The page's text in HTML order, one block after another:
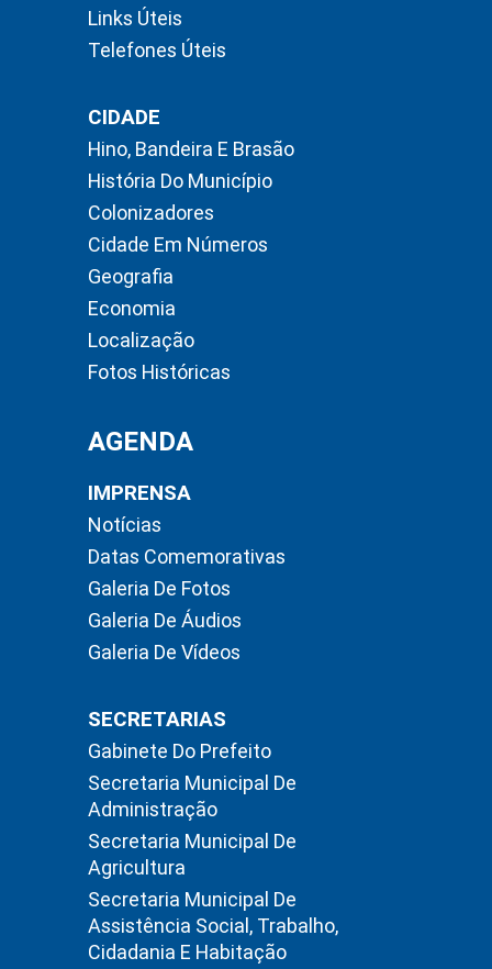
Links Úteis
Telefones Úteis
CIDADE
Hino, Bandeira E Brasão
História Do Município
Colonizadores
Cidade Em Números
Geografia
Economia
Localização
Fotos Históricas
AGENDA
IMPRENSA
Notícias
Datas Comemorativas
Galeria De Fotos
Galeria De Áudios
Galeria De Vídeos
SECRETARIAS
Gabinete Do Prefeito
Secretaria Municipal De
Administração
Secretaria Municipal De
Agricultura
Secretaria Municipal De
Assistência Social, Trabalho,
Cidadania E Habitação